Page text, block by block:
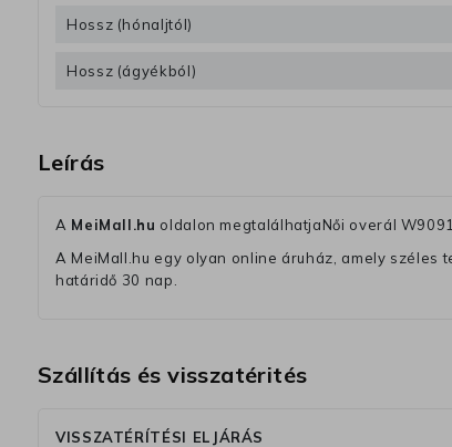
Hossz (hónaljtól)
Hossz (ágyékból)
Leírás
A MeiMall.hu oldalon megtalálhatjaNői overál
A MeiMall.hu egy olyan online áruház, amely
határidő 30 nap.
Szállítás és visszatérités
VISSZATÉRÍTÉSI ELJÁRÁS